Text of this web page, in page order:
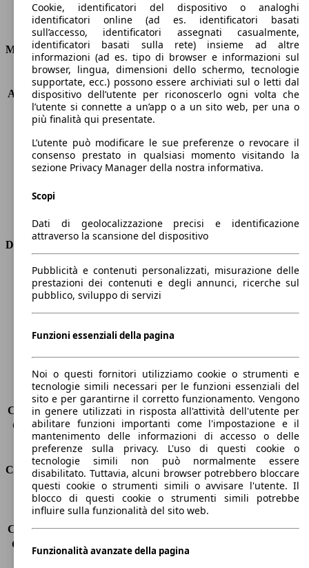
Consumi
Motore e Prestazioni
KW (PS)
331 kW (450 PS)
Accelerazione (0-100 km/h)
4.1s
Velocità massima (km/h)
280 km/h
Numero di marce
8
Coppia
600 nm
Cilindrata
2894 ccm
Carburante
Benzina
Trasmissione
Dimensioni
Lunghezza
4780 mm
Altezza
1410 mm
Larghezza
Peso massimo
-
Sedili
5
Carico sul tetto
-
Capacità di traino (senza freni) -
Capacità di traino (con freni)
-
Volume del bagagliaio
495 - 1495 l
Consumi
Emissioni di CO2*
211 g/km (komb.)
Consumo (urbano)
12.2 l/100km
Consumo (extra-urbano) 7.5 l/100km
Consumo (combinato)*
9.2 l/100km
Cookie, identificatori del dispositivo o analoghi
identificatori online (ad es. identificatori basati
sull’accesso, identificatori assegnati casualmente,
identificatori basati sulla rete) insieme ad altre
informazioni (ad es. tipo di browser e informazioni sul
browser, lingua, dimensioni dello schermo, tecnologie
supportate, ecc.) possono essere archiviati sul o letti dal
dispositivo dell’utente per riconoscerlo ogni volta che
l’utente si connette a un’app o a un sito web, per una o
più finalità qui presentate.
L’utente può modificare le sue preferenze o revocare il
consenso prestato in qualsiasi momento visitando la
sezione Privacy Manager della nostra informativa.
Scopi
Dati di geolocalizzazione precisi e identificazione
attraverso la scansione del dispositivo
Pubblicità e contenuti personalizzati, misurazione delle
prestazioni dei contenuti e degli annunci, ricerche sul
pubblico, sviluppo di servizi
Funzioni essenziali della pagina
Noi o questi fornitori utilizziamo cookie o strumenti e
tecnologie simili necessari per le funzioni essenziali del
sito e per garantirne il corretto funzionamento. Vengono
in genere utilizzati in risposta all'attività dell'utente per
abilitare funzioni importanti come l'impostazione e il
mantenimento delle informazioni di accesso o delle
preferenze sulla privacy. L'uso di questi cookie o
tecnologie simili non può normalmente essere
disabilitato. Tuttavia, alcuni browser potrebbero bloccare
questi cookie o strumenti simili o avvisare l'utente. Il
blocco di questi cookie o strumenti simili potrebbe
influire sulla funzionalità del sito web.
Funzionalità avanzate della pagina